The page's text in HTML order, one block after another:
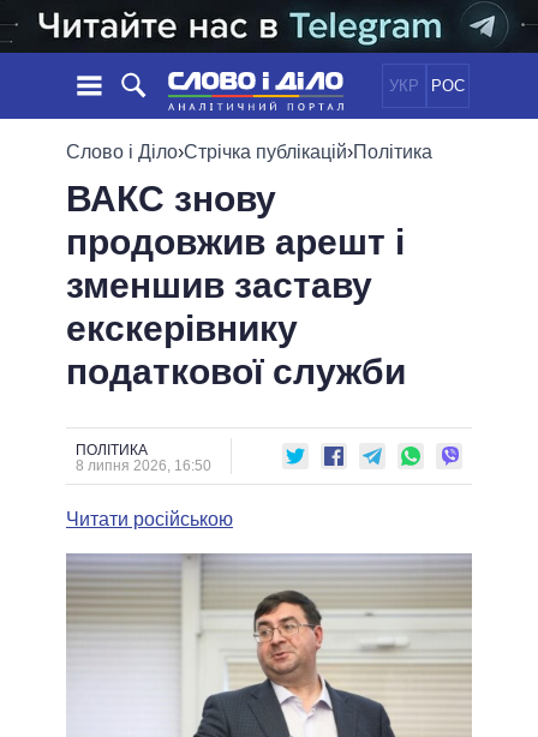
УКР РОС
НОВИНИ
СТРІЧКА
ПОДІЇ
СТАТТІ
ОГЛЯДИ
ДАЙДЖЕСТИ
ЕКОНОМІКА
СУСПІЛЬСТВО
ОБIЦЯНКИ
ПОЛIТИКИ
УСІ ПОЛІТИКИ
ПРЕЗИДЕНТ І ОФІС
ВЕРХОВНА РАДА
ГОЛОВИ ОБЛАДМІНІСТРАЦІЙ
МЕРИ МІСТ
ВСІ ПЕРСОНИ
ВІДЕО
ПОРІВНЯННЯ ПОЛІТИКІВ
Слово і Діло›Стрічка публікацій›Політика
ВАКС знову
продовжив арешт і
зменшив заставу
екскерівнику
податкової служби
ПОЛІТИКА
8 липня 2026, 16:50
Читати російською